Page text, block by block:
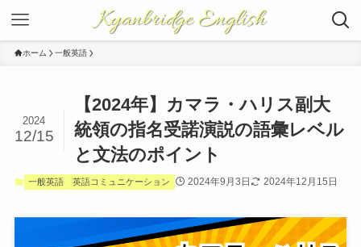
Kyanbridge English
ホーム 一般英語
【2024年】カマラ・ハリス副大
統領の指名受諾演説の語彙レベル
と文法のポイント
2024
12/15
一般英語 英語コミュニケーション 2024年9月3日 2024年12月15日